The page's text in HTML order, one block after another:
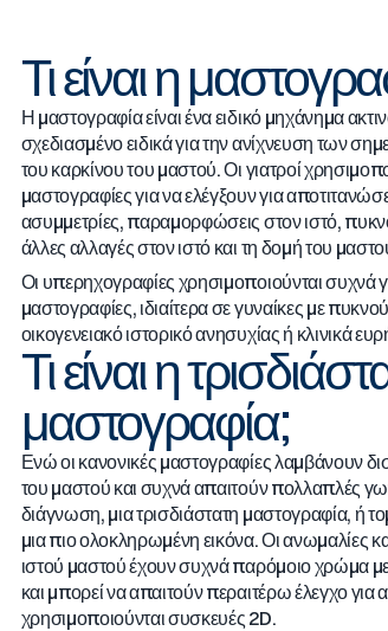
Τι είναι η
Η μαστογραφία είναι ένα ειδικό μηχάνημα
σχεδιασμένο ειδικά για την ανίχνευση των
του καρκίνου του μαστού. Οι γιατροί
μαστογραφίες για να ελέγξουν για
ασυμμετρίες, παραμορφώσεις στον ιστό,
άλλες αλλαγές στον ιστό και τη δομή του
Οι υπερηχογραφίες χρησιμοποιούνται συχνά
μαστογραφίες, ιδιαίτερα σε γυναίκες με
οικογενειακό ιστορικό ανησυχίας ή κλινικά
Τι είναι η
μαστογραφία;
Ενώ οι κανονικές μαστογραφίες λαμβάνουν
του μαστού και συχνά απαιτούν πολλαπλές
διάγνωση, μια τρισδιάστατη μαστογραφία, ή
μια πιο ολοκληρωμένη εικόνα. Οι ανωμαλίες
ιστού μαστού έχουν συχνά παρόμοιο χρώμα με
και μπορεί να απαιτούν περαιτέρω έλεγχο για
χρησιμοποιούνται συσκευές 2D.